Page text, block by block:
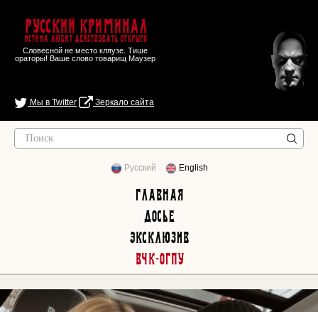
Русский Криминал
Истина любит действовать открыто
Словесной не место кляузе. Тише
ораторы! Ваше слово товарищ Маузер
Мы в Twitter Зеркало сайта
Русский English
Главная
Досье
Эксклюзив
ВЧК-ОГПУ